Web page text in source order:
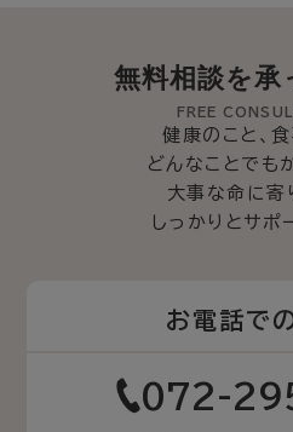
無料相談を承
FREE
健康のこと、食
どんなことでも
大事な命に寄
しっかりとサポ
お電話で
072-